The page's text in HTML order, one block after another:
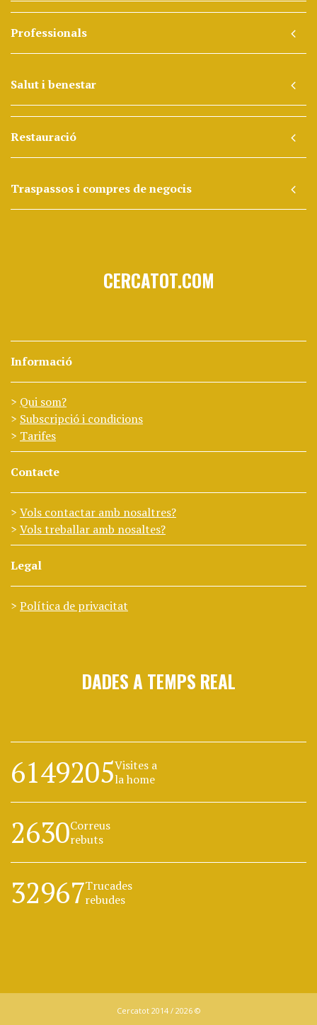
Professionals
Salut i benestar
Restauració
Traspassos i compres de negocis
CERCATOT.COM
Informació
Qui som?
Subscripció i condicions
Tarifes
Contacte
Vols contactar amb nosaltres?
Vols treballar amb nosaltes?
Legal
Política de privacitat
DADES A TEMPS REAL
6149205Visites a
la home
2630Correus
rebuts
32967Trucades
rebudes
Cercatot 2014 / 2026 ©